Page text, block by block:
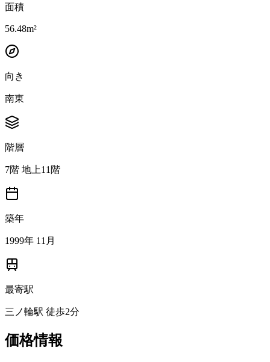
面積
56.48m²
向き
南東
階層
7階 地上11階
築年
1999年 11月
最寄駅
三ノ輪駅 徒歩2分
価格情報